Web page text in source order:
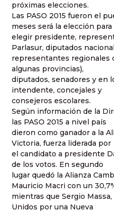
próximas elecciones.
Las PASO 2015 fueron el
meses será la elección para
elegir presidente,
Parlasur, diputados
representantes regionales
algunas provincias),
diputados, senadores y en
intendente, concejales y
consejeros escolares.
Según información de la
las PASO 2015 a nivel país
dieron como ganador a la
Victoria, fuerza liderada por
el candidato a presidente
de los votos. En segundo
lugar quedó la Alianza
Mauricio Macri con un
mientras que Sergio
Unidos por una Nueva